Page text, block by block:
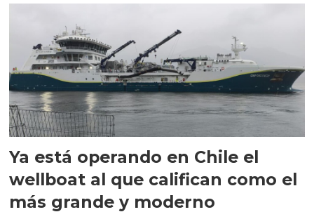
Ya está operando en Chile el
wellboat al que califican como el
más grande y moderno